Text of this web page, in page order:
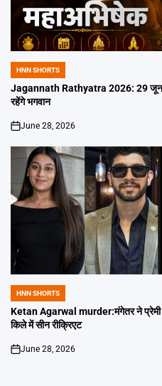
POSTED
IN
HNN SHORTS
Jagannath Rathyatra 2026: 29 जून को
रहेंगे भगवान
on
June 28, 2026
POSTED
IN
HNN SHORTS
Ketan Agarwal murder:मंगेतर ने प्रेमी
किले में सीन रीक्रिएट
on
June 28, 2026